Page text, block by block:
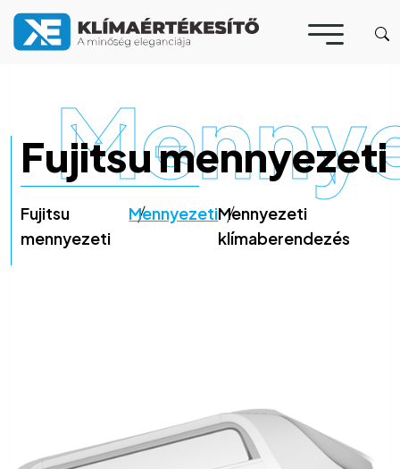
Fujitsu mennyezeti
Fujitsu
mennyezeti
MennyezetiMennyezeti
klímaberendezés